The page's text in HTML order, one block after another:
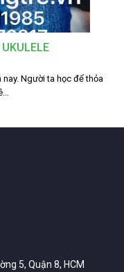
Người ta học để thỏa
5, Quận 8, HCM